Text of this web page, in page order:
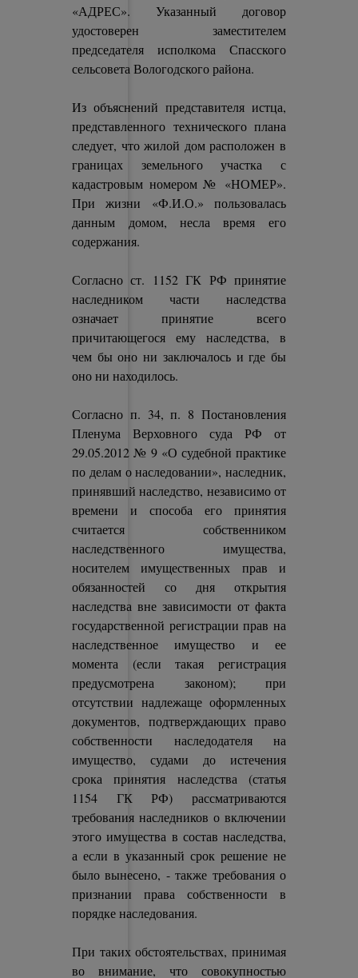
«АДРЕС». Указанный договор
удостоверен заместителем
председателя исполкома Спасского
сельсовета Вологодского района.
Из объяснений представителя истца,
представленного технического плана
следует, что жилой дом расположен в
границах земельного участка с
кадастровым номером № «НОМЕР».
При жизни «Ф.И.О.» пользовалась
данным домом, несла время его
содержания.
Согласно ст. 1152 ГК РФ принятие
наследником части наследства
означает принятие всего
причитающегося ему наследства, в
чем бы оно ни заключалось и где бы
оно ни находилось.
Согласно п. 34, п. 8 Постановления
Пленума Верховного суда РФ от
29.05.2012 № 9 «О судебной практике
по делам о наследовании», наследник,
принявший наследство, независимо от
времени и способа его принятия
считается собственником
наследственного имущества,
носителем имущественных прав и
обязанностей со дня открытия
наследства вне зависимости от факта
государственной регистрации прав на
наследственное имущество и ее
момента (если такая регистрация
предусмотрена законом); при
отсутствии надлежаще оформленных
документов, подтверждающих право
собственности наследодателя на
имущество, судами до истечения
срока принятия наследства (статья
1154 ГК РФ) рассматриваются
требования наследников о включении
этого имущества в состав наследства,
а если в указанный срок решение не
было вынесено, - также требования о
признании права собственности в
порядке наследования.
При таких обстоятельствах, принимая
во внимание, что совокупностью